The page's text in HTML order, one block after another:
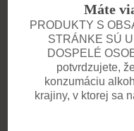
Máte
PRODUKTY S
STRÁNKE SÚ
DOSPELÉ
potvrdzujete,
konzumáciu
krajiny, v ktorej sa
zmyslami
Pozývame vás
spoznáte
komornej
chuťami,
sa nezabúda.